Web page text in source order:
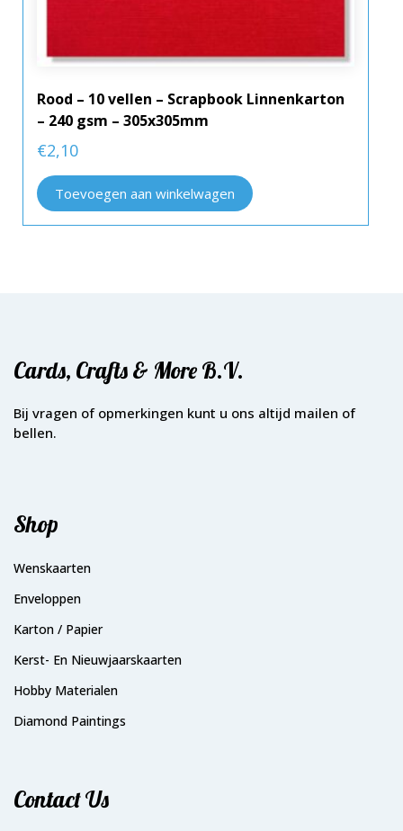
Rood – 10 vellen – Scrapbook Linnenkarton
– 240 gsm – 305x305mm
€2,10
Toevoegen aan winkelwagen
Cards, Crafts & More B.V.
Bij vragen of opmerkingen kunt u ons altijd mailen of
bellen.
Shop
Wenskaarten
Enveloppen
Karton / Papier
Kerst- En Nieuwjaarskaarten
Hobby Materialen
Diamond Paintings
Contact Us